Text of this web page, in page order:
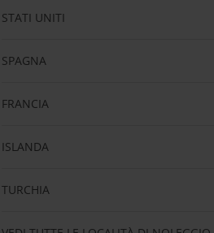
STATI UNITI
SPAGNA
FRANCIA
ISLANDA
TURCHIA